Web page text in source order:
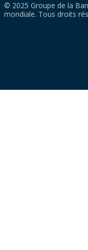
© 2025 Groupe de la
mondiale. Tous droits